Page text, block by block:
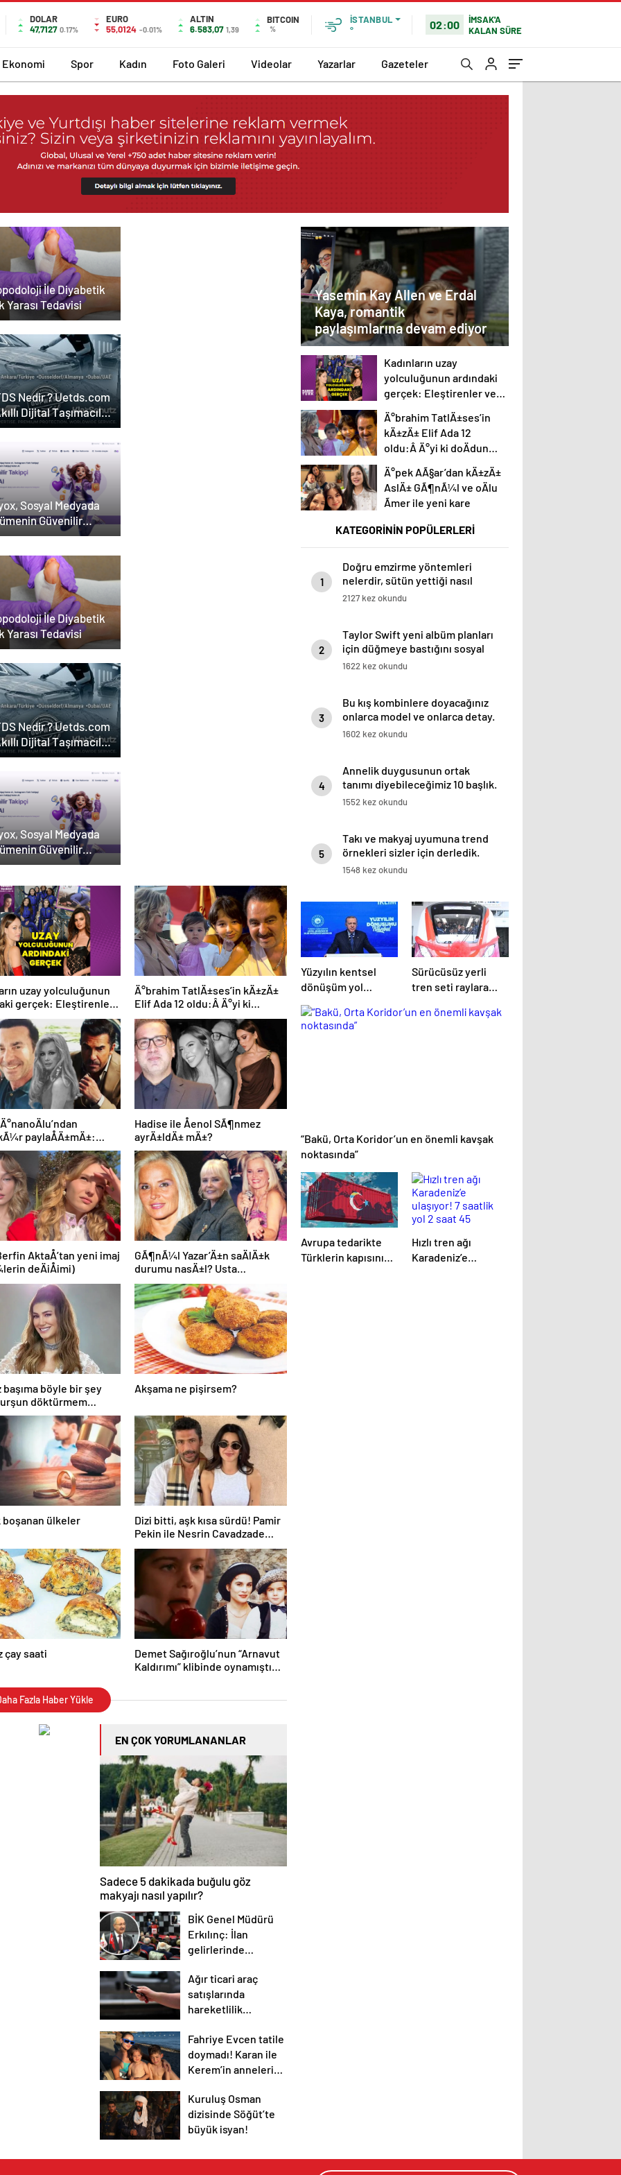
DOLAR
47,7127 0.17%
EURO
55,0124 -0.01%
ALTIN
6.583,07 1,39
BITCOIN
%
İSTANBUL
°
02:00
İMSAK'A
KALAN SÜRE
Ekonomi Spor Kadın Foto Galeri Videolar Yazarlar Gazeteler
İle Diyabetik
Yarası Tedavisi
Nedir ? Uetds.com
Dijital Taşımacılık
Sosyal Medyada
Güvenilir
Olarak Öne Çıkıyor
İle Diyabetik
Yarası Tedavisi
Nedir ? Uetds.com
Dijital Taşımacılık
Sosyal Medyada
Güvenilir
Olarak Öne Çıkıyor
uzay yolculuğunun
gerçek: Eleştirenler
savunması
Ä°brahim TatlÄ±ses’in kÄ±zÄ±
Elif Ada 12 oldu:Â Ä°yi ki
doÄdun altÄ±n ufaÄÄ±m!
paylaÅÄ±mÄ±:
tek tek yetiÅemedim
Hadise ile Åenol SÃ¶nmez
ayrÄ±ldÄ± mÄ±?
AktaÅ’tan yeni imaj
deÄiÅimi)
GÃ¶nÃ¼l Yazar’Ä±n saÄlÄ±k
durumu nasÄ±l? Usta
sanatÃ§Ä±dan aÃ§Ä±klama
geldi
başıma böyle bir şey
döktürmem
Şarkıcı Nadide
nazar değdi!
Akşama ne pişirsem?
boşanan ülkeler
Dizi bitti, aşk kısa sürdü! Pamir
Pekin ile Nesrin Cavadzade
ayrıldı!
çay saati
Demet Sağıroğlu’nun “Arnavut
Kaldırımı” klibinde oynamıştı…
Fazla Haber Yükle
EN ÇOK YORUMLANANLAR
Sadece 5 dakikada buğulu göz
makyajı nasıl yapılır?
BİK Genel Müdürü
Erkılınç: İlan
gelirlerinde
haber siteleri değil
Ağır ticari araç
satışlarında
hareketlilik
Fahriye Evcen tatile
doymadı! Karan ile
Kerem’in anneleri
beğeni topladı!
Kuruluş Osman
dizisinde Söğüt’te
büyük isyan!
Yasemin Kay Allen ve Erdal
Kaya, romantik
paylaşımlarına devam ediyor
Kadınların uzay
yolculuğunun ardındaki
gerçek: Eleştirenler ve
Ä°brahim TatlÄ±ses’in
kÄ±zÄ± Elif Ada 12
oldu:Â Ä°yi ki doÄdun
Ä°pek AÃ§ar’dan kÄ±zÄ±
AslÄ± GÃ¶nÃ¼l ve oÄlu
Ãmer ile yeni kare
KATEGORİNİN POPÜLERLERİ
1
Doğru emzirme yöntemleri
nelerdir, sütün yettiği nasıl
anlaşılır?
2127 kez okundu
2
Taylor Swift yeni albüm planları
için düğmeye bastığını sosyal
medyadan duyurdu!
1622 kez okundu
3
Bu kış kombinlere doyacağınız
onlarca model ve onlarca detay.
1602 kez okundu
4
Annelik duygusunun ortak
tanımı diyebileceğimiz 10 başlık.
1552 kez okundu
5
Takı ve makyaj uyumuna trend
örnekleri sizler için derledik.
1548 kez okundu
Yüzyılın kentsel
dönüşüm yol
Erdoğan açıkladı
Sürücüsüz yerli
tren seti raylara
“Bakü, Orta Koridor’un en önemli kavşak
noktasında”
Avrupa tedarikte
Türklerin kapısını
Hızlı tren ağı
Karadeniz’e